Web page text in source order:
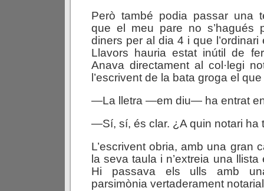
Però també podia passar una
que el meu pare no s’hagués
diners per al dia 4 i que
Llavors hauria estat inútil de
Anava directament al col·legi
l’escrivent de la bata groga el
—La lletra —em diu— ha entrat
—Sí, sí, és clar. ¿A quin notari ha
L’escrivent obria, amb una gran
la seva taula i n’extreia una
Hi passava els ulls amb
parsimònia vertaderament